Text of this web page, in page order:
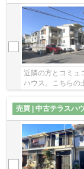
近隣の方とコミュ
ハウス。こちらの
売買 | 中古テラスハ